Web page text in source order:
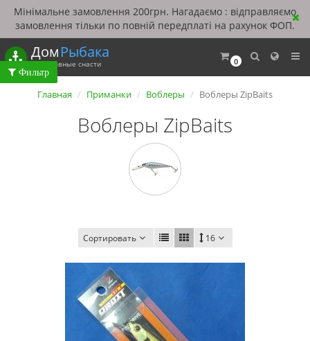
Мінімальне замовлення 200грн. Нагадаємо : відправляємо
замовлення тільки по повній передплаті на рахунок ФОП.
0
ДомРыбака
Рыболовные снасти
Главная Приманки Воблеры Воблеры ZipBaits
Воблеры ZipBaits
Сортировать 16